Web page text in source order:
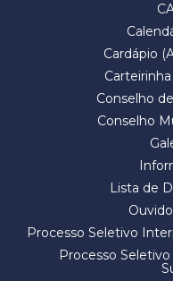
Cardápio
Conselho
Conselho
Lista de
Processo Seletivo
Processo